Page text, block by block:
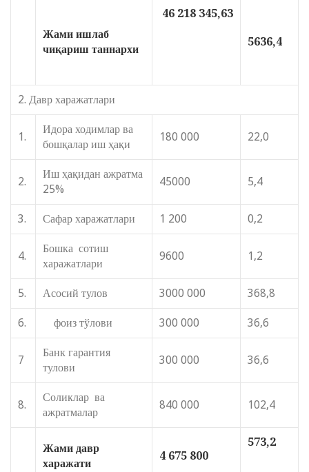
Жами ишлаб
чиқариш таннархи
46 218 345,63
5636,4
2. Давр харажатлари
1.
Идора ходимлар ва
бошқалар иш ҳақи
180 000 22,0
2.
Иш ҳақидан ажратма
25%
45000 5,4
3. Сафар харажатлари 1 200 0,2
4.
Бошка сотиш
харажатлари
9600 1,2
5. Асосий тулов 3000 000 368,8
6. фоиз тўлови 300 000 36,6
7
Банк гарантия
тулови
300 000 36,6
8.
Соликлар ва
ажратмалар
840 000 102,4
Жами давр
харажати
4 675 800
573,2